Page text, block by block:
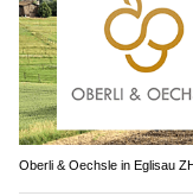
Oberli & Oechsle in Eglisau